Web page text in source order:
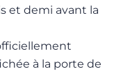
et demi avant la
à la porte de